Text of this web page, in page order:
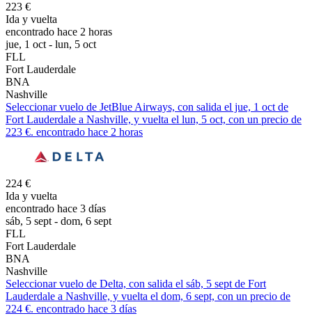
223 €
Ida y vuelta
encontrado hace 2 horas
jue, 1 oct - lun, 5 oct
FLL
Fort Lauderdale
BNA
Nashville
Seleccionar vuelo de JetBlue Airways, con salida el jue, 1 oct de
Fort Lauderdale a Nashville, y vuelta el lun, 5 oct, con un precio de
223 €. encontrado hace 2 horas
224 €
Ida y vuelta
encontrado hace 3 días
sáb, 5 sept - dom, 6 sept
FLL
Fort Lauderdale
BNA
Nashville
Seleccionar vuelo de Delta, con salida el sáb, 5 sept de Fort
Lauderdale a Nashville, y vuelta el dom, 6 sept, con un precio de
224 €. encontrado hace 3 días